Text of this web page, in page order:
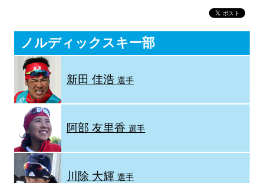
ノルディックスキー部
新田 佳浩選手
阿部 友里香選手
川除 大輝選手